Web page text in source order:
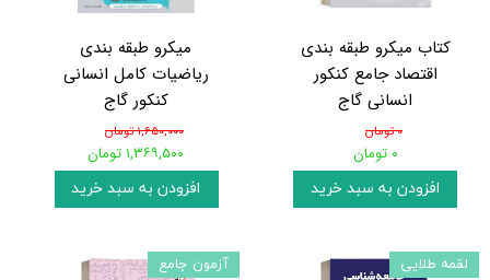
کتاب میکرو طبقه بندی
اقتصاد جامع کنکور
انسانی گاج
۰ تومان
۰ تومان
افزودن به سبد خرید
میکرو طبقه بندی
ریاضیات کامل انسانی
کنکور گاج
۱,۶۵۰,۰۰۰ تومان
۱,۳۶۹,۵۰۰ تومان
افزودن به سبد خرید
لقمه طلایی آزمون جامع